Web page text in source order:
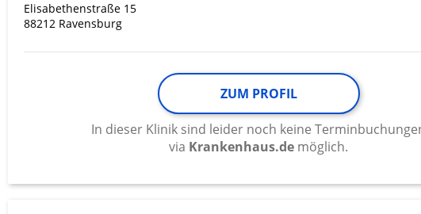
Elisabethenstraße 15
88212 Ravensburg
ZUM PROFIL
In dieser Klinik sind leider noch keine
via Krankenhaus.de möglich.